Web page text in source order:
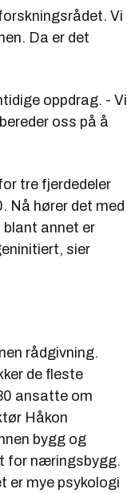
Vi
Da er det
oppdrag. - Vi
oss på å
tre fjerdedeler
Nå hører det med
annet er
sier
rådgivning.
de fleste
ansatte om
Håkon
bygg og
for næringsbygg.
er mye psykologi